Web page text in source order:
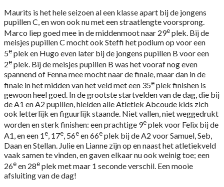
Maurits is het hele seizoen al een klasse apart bij de jongens
pupillen C, en won ook nu met een straatlengte voorsprong.
Marco liep goed mee in de middenmoot naar 29eplek. Bij de
meisjes pupillen C mocht ook Steffi het podium op voor een
5eplek en Hugo even later bij de jongens pupillen B voor een
2eplek. Bij de meisjes pupillen B was het vooraf nog even
spannend of Fenna mee mocht naar de finale, maar dan in de
finale in het midden van het veld met een 35eplek finishen is
gewoon heel goed. In de grootste startvelden van de dag, die bij
de A1 en A2 pupillen, hielden alle Atletiek Abcoude kids zich
ook letterlijk en figuurlijk staande. Niet vallen, niet weggedrukt
worden en sterk finishen: een prachtige 9eplek voor Felix bij de
A1, en een 1e, 17e, 56een 66eplek bij de A2 voor Samuel, Seb,
Daan en Stellan. Julie en Lianne zijn op en naast het atletiekveld
vaak samen te vinden, en gaven elkaar nu ook weinig toe; een
26een 28eplek met maar 1 seconde verschil. Een mooie
afsluiting van de dag!